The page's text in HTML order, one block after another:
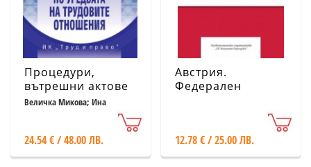
Процедури,
вътрешни актове
и приложни
трудовите
отношения
Величка Микова; Ина
24.54 € / 48.00 ЛВ.
Австрия.
Федерален
12.78 € / 25.00 ЛВ.